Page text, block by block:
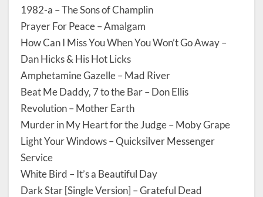
1982-a – The Sons of Champlin
Prayer For Peace – Amalgam
How Can I Miss You When You Won’t Go Away –
Dan Hicks & His Hot Licks
Amphetamine Gazelle – Mad River
Beat Me Daddy, 7 to the Bar – Don Ellis
Revolution – Mother Earth
Murder in My Heart for the Judge – Moby Grape
Light Your Windows – Quicksilver Messenger
Service
White Bird – It’s a Beautiful Day
Dark Star [Single Version] – Grateful Dead